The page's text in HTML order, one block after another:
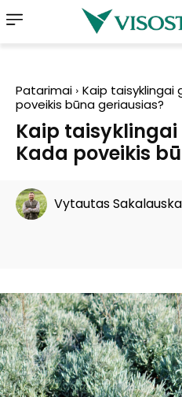
Patarimai
Kaip taisyklingai
poveikis būna geriausias?
Kaip
Kada poveikis
Vytautas